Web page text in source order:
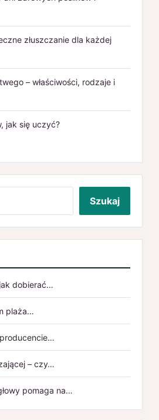
złuszczanie dla każdej
– właściwości, rodzaje i
jak się uczyć?
dobierać…
plaża…
– czy…
pomaga na…